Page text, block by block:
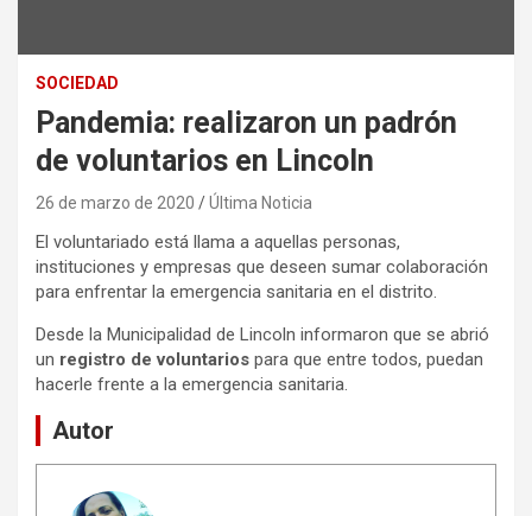
SOCIEDAD
Pandemia: realizaron un padrón
de voluntarios en Lincoln
26 de marzo de 2020 Última Noticia
El voluntariado está llama a aquellas personas,
instituciones y empresas que deseen sumar colaboración
para enfrentar la emergencia sanitaria en el distrito.
Desde la Municipalidad de Lincoln informaron que se abrió
un registro de voluntarios para que entre todos, puedan
hacerle frente a la emergencia sanitaria.
Autor